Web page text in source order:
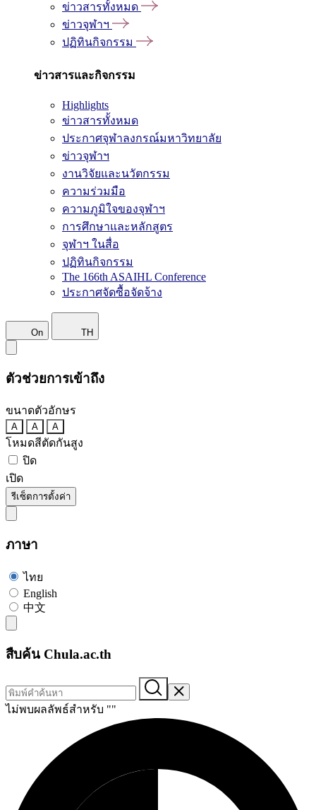
ข่าวสารทั้งหมด
ข่าวจุฬาฯ
ปฏิทินกิจกรรม
ข่าวสารและกิจกรรม
Highlights
ข่าวสารทั้งหมด
ประกาศจุฬาลงกรณ์มหาวิทยาลัย
ข่าวจุฬาฯ
งานวิจัยและนวัตกรรม
ความร่วมมือ
ความภูมิใจของจุฬาฯ
การศึกษาและหลักสูตร
จุฬาฯ ในสื่อ
ปฏิทินกิจกรรม
The 166th ASAIHL Conference
ประกาศจัดซื้อจัดจ้าง
On TH
ตัวช่วยการเข้าถึง
ขนาดตัวอักษร
A A A
โหมดสีตัดกันสูง
ปิด
เปิด
รีเซ็ตการตั้งค่า
ภาษา
ไทย
English
中文
สืบค้น Chula.ac.th
ไม่พบผลลัพธ์สำหรับ ""